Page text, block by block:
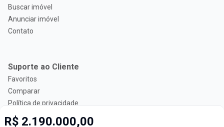
R$ 2.190.000,00
Buscar imóvel
Anunciar imóvel
Contato
Suporte ao Cliente
Favoritos
Comparar
Política de privacidade